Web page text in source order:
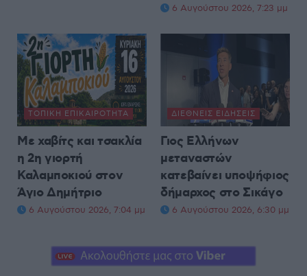
6 Αυγούστου 2026, 7:23 μμ
ΤΟΠΙΚΉ ΕΠΙΚΑΙΡΌΤΗΤΑ
Με χαβίτς και τσακλία
η 2η γιορτή
Καλαμποκιού στον
Άγιο Δημήτριο
6 Αυγούστου 2026, 7:04 μμ
ΔΙΕΘΝΕΊΣ ΕΙΔΉΣΕΙΣ
Γιος Ελλήνων
μεταναστών
κατεβαίνει υποψήφιος
δήμαρχος στο Σικάγο
6 Αυγούστου 2026, 6:30 μμ